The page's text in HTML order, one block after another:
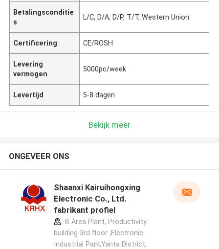
Betalingsconditie
s
L/C, D/A, D/P, T/T, Western Union
Certificering CE/ROSH
Levering
vermogen
5000pc/week
Levertijd 5-8 dagen
Bekijk meer
ONGEVEER ONS
Shaanxi Kairuihongxing
Electronic Co., Ltd.
fabrikant profiel
B Area Plant, Productivity
building 3rd floor ,Electronic
Industrial Park,Yanta District,